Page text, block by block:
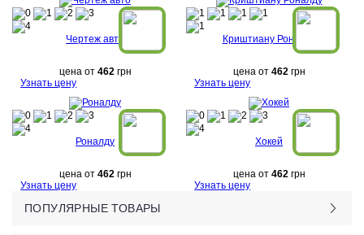
Чертеж авто
цена от 462грн
Узнать цену
Криштиану Роналду
цена от 462грн
Узнать цену
Роналду
цена от 462грн
Узнать цену
Хокей
цена от 462грн
Узнать цену
ПОПУЛЯРНЫЕ ТОВАРЫ